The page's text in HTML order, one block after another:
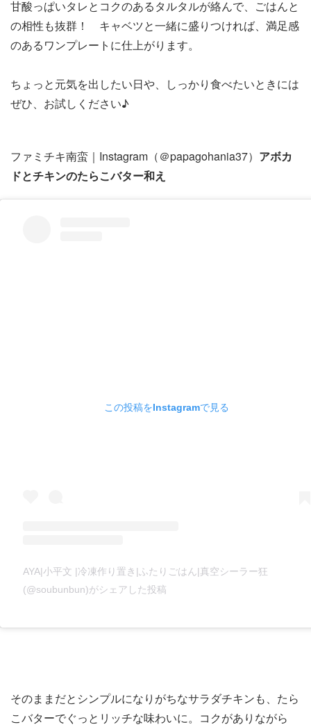
甘酸っぱいタレとコクのあるタルタルが絡んで、ごはんと
の相性も抜群！ キャベツと一緒に盛りつければ、満足感
のあるワンプレートに仕上がります。
ちょっと元気を出したい日や、しっかり食べたいときには
ぜひ、お試しください♪
ファミチキ南蛮｜Instagram（＠papagohania37） アボカ
ドとチキンのたらこバター和え
この投稿をInstagramで見る
AYA|小平文 |冷凍作り置き|ふたりごはん|真空シーラー狂
(@soubunbun)がシェアした投稿
そのままだとシンプルになりがちなサラダチキンも、たら
こバターでぐっとリッチな味わいに。コクがありながら